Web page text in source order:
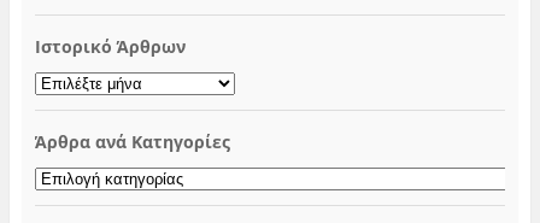
Ιστορικό Άρθρων
Ιστορικό
Άρθρων
Άρθρα ανά Κατηγορίες
Άρθρα
ανά